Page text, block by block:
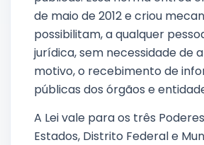
de maio de 2012 e criou
possibilitam, a qualquer
jurídica, sem necessidade de
motivo, o recebimento de
públicas dos órgãos e
A Lei vale para os três
Estados, Distrito Federal e